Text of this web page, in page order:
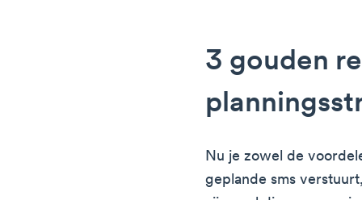
3 gouden
Nu je zowel de
geplande sms